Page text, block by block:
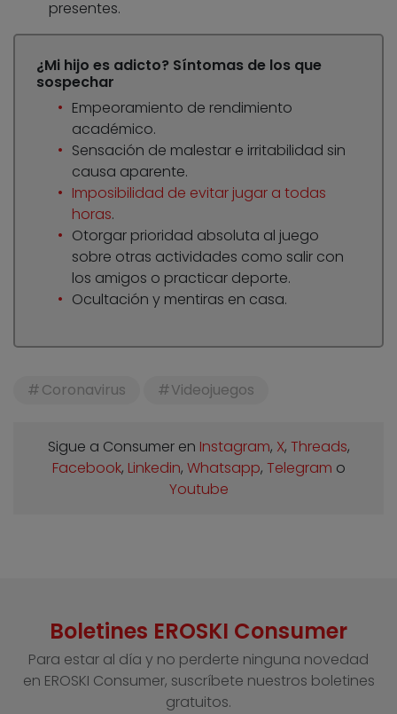
presentes.
¿Mi hijo es adicto? Síntomas de los que
sospechar
Empeoramiento de rendimiento
académico.
Sensación de malestar e irritabilidad sin
causa aparente.
Imposibilidad de evitar jugar a todas
horas.
Otorgar prioridad absoluta al juego
sobre otras actividades como salir con
los amigos o practicar deporte.
Ocultación y mentiras en casa.
Coronavirus Videojuegos
Sigue a Consumer en Instagram, X, Threads,
Facebook, Linkedin, Whatsapp, Telegram o
Youtube
Boletines EROSKI Consumer
Para estar al día y no perderte ninguna novedad
en EROSKI Consumer, suscríbete nuestros boletines
gratuitos.